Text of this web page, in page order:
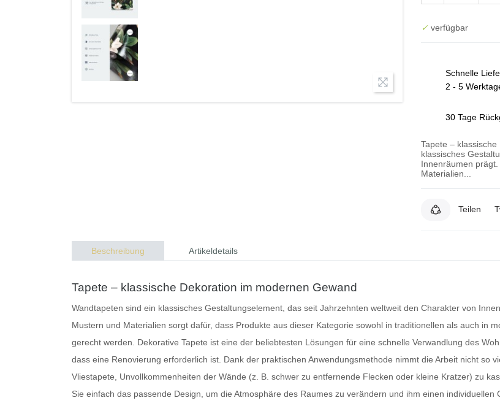
✓ verfügbar
Schnelle
2 - 5
30 Tage
Tapete –
klassisches
Innenräumen
Materialien...
Teilen
Beschreibung Artikeldetails
Tapete – klassische Dekoration im modernen Gewand
Wandtapeten sind ein klassisches Gestaltungselement, das seit Jahrzehnten weltweit den Charakter von
Mustern und Materialien sorgt dafür, dass Produkte aus dieser Kategorie sowohl in traditionellen als auch in
gerecht werden. Dekorative Tapete ist eine der beliebtesten Lösungen für eine schnelle Verwandlung des
dass eine Renovierung erforderlich ist. Dank der praktischen Anwendungsmethode nimmt die Arbeit nicht so
Vliestapete, Unvollkommenheiten der Wände (z. B. schwer zu entfernende Flecken oder kleine Kratzer) zu
Sie einfach das passende Design, um die Atmosphäre des Raumes zu verändern und ihm einen individuellen